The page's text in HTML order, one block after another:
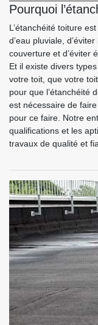
Pourquoi
L’étanchéité toiture
d’eau pluviale,
couverture et d’éviter
Et il existe divers
votre toit, que votre
pour que l’étanchéité
est nécessaire de
pour ce faire. Notre
qualifications et les
travaux de qualité et